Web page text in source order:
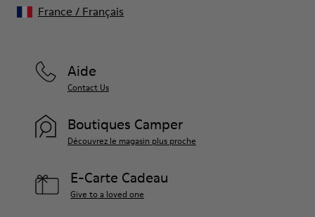
Aide
Contact Us
Boutiques Camper
Découvrez le magasin plus proche
E-Carte Cadeau
Give to a loved one
France / Français